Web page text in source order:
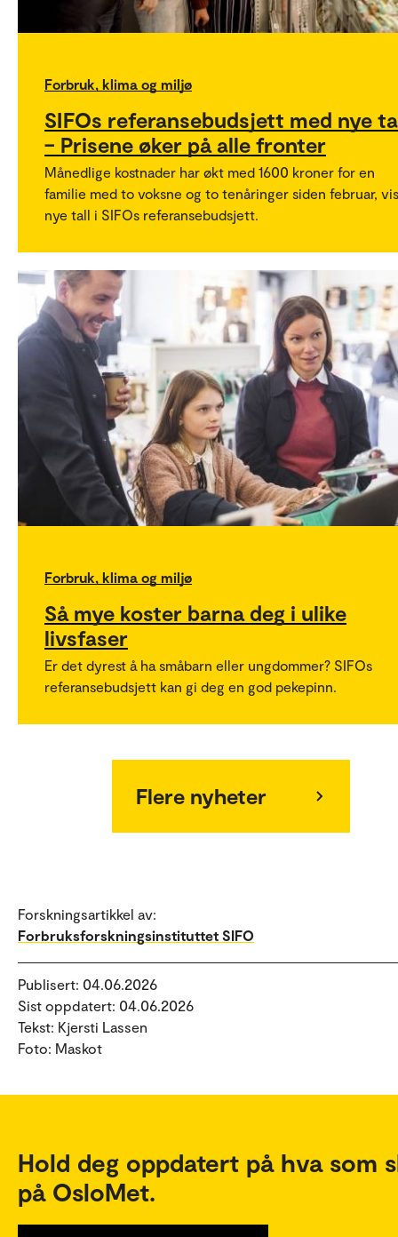
Forbruk, klima og miljø
SIFOs referansebudsjett med nye
– Prisene øker på alle fronter
Månedlige kostnader har økt med 1600 kroner for en
familie med to voksne og to tenåringer siden februar,
nye tall i SIFOs referansebudsjett.
Forbruk, klima og miljø
Så mye koster barna deg i ulike
livsfaser
Er det dyrest å ha småbarn eller ungdommer? SIFOs
referansebudsjett kan gi deg en god pekepinn.
Flere nyheter
Forskningsartikkel av:
Forbruksforskningsinstituttet SIFO
Publisert: 04.06.2026
Sist oppdatert: 04.06.2026
Tekst: Kjersti Lassen
Foto: Maskot
Hold deg oppdatert på hva som
på OsloMet.